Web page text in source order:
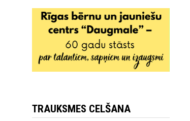
TRAUKSMES CELŠANA